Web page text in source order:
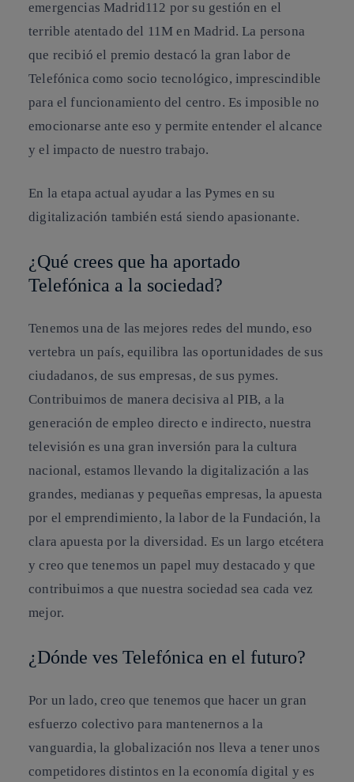
emergencias Madrid112 por su gestión en el
terrible atentado del 11M en Madrid. La persona
que recibió el premio destacó la gran labor de
Telefónica como socio tecnológico, imprescindible
para el funcionamiento del centro. Es imposible no
emocionarse ante eso y permite entender el alcance
y el impacto de nuestro trabajo.
En la etapa actual ayudar a las Pymes en su
digitalización también está siendo apasionante.
¿Qué crees que ha aportado
Telefónica a la sociedad?
Tenemos una de las mejores redes del mundo, eso
vertebra un país, equilibra las oportunidades de sus
ciudadanos, de sus empresas, de sus pymes.
Contribuimos de manera decisiva al PIB, a la
generación de empleo directo e indirecto, nuestra
televisión es una gran inversión para la cultura
nacional, estamos llevando la digitalización a las
grandes, medianas y pequeñas empresas, la apuesta
por el emprendimiento, la labor de la Fundación, la
clara apuesta por la diversidad. Es un largo etcétera
y creo que tenemos un papel muy destacado y que
contribuimos a que nuestra sociedad sea cada vez
mejor.
¿Dónde ves Telefónica en el futuro?
Por un lado, creo que tenemos que hacer un gran
esfuerzo colectivo para mantenernos a la
vanguardia, la globalización nos lleva a tener unos
competidores distintos en la economía digital y es